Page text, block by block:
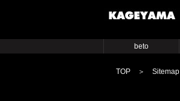
beto
TOP ＞ Sitemap